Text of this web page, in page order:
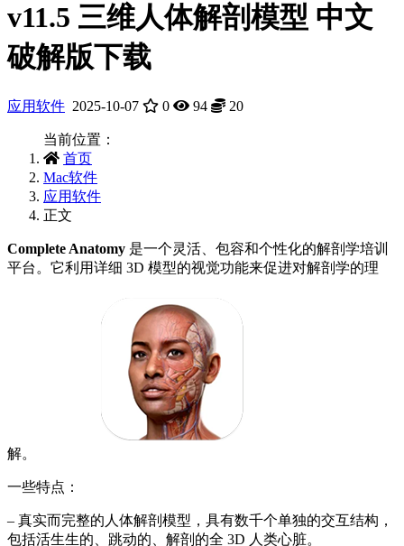
v11.5 三维人体解剖模型 中文
破解版下载
应用软件 2025-10-07 0 94 20
当前位置：
首页
Mac软件
应用软件
正文
Complete Anatomy 是一个灵活、包容和个性化的解剖学培训
平台。它利用详细 3D 模型的视觉功能来促进对解剖学的理
解。
一些特点：
– 真实而完整的人体解剖模型，具有数千个单独的交互结构，
包括活生生的、跳动的、解剖的全 3D 人类心脏。